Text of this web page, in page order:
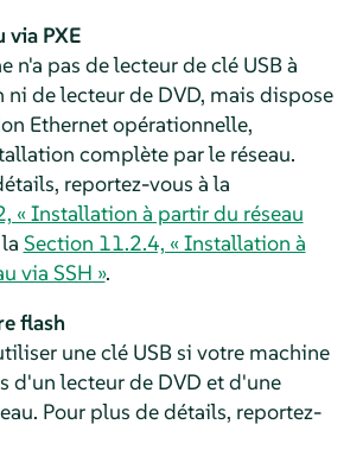
via PXE
n'a pas de lecteur de clé USB à
ni de lecteur de DVD, mais dispose
Ethernet opérationnelle,
complète par le réseau.
reportez-vous à la
« Installation à partir du réseau
Section 11.2.4, « Installation à
via SSH ».
flash
une clé USB si votre machine
d'un lecteur de DVD et d'une
Pour plus de détails, reportez-